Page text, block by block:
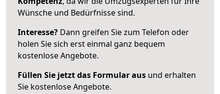
Wünsche und Bedürfnisse sind.
Interesse? Dann greifen Sie zum Telefon oder
holen Sie sich erst einmal ganz bequem
kostenlose Angebote.
Füllen Sie jetzt das Formular aus und erhalten
Sie kostenlose Angebote.